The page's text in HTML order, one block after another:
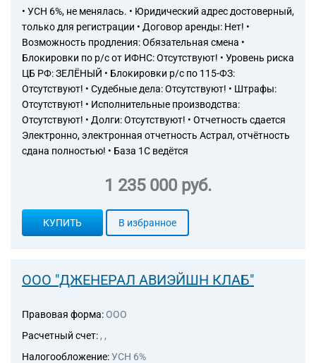
• УСН 6%, не менялась. • Юридический адрес достоверный,
только для регистрации • Договор аренды: Нет! •
Возможность продления: Обязательная смена •
Блокировки по р/с от ИФНС: Отсутствуют! • Уровень риска
ЦБ РФ: ЗЕЛЁНЫЙ • Блокировки р/с по 115-ФЗ:
Отсутствуют! • Судебные дела: Отсутствуют! • Штрафы:
Отсутствуют! • Исполнительные производства:
Отсутствуют! • Долги: Отсутствуют! • Отчетность сдается
Электронно, электронная отчетность Астрал, отчётность
сдана полностью! • База 1С ведётся
1 235 000 руб.
КУПИТЬ В избранное
ООО "ДЖЕНЕРАЛ АВИЭЙШН КЛАБ"
Правовая форма: ООО
Расчетный счет: , ,
Налогообложение:УСН 6%